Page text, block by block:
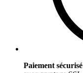
Paiement sécurisé